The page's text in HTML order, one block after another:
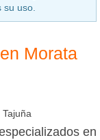
uso.
Morata
en